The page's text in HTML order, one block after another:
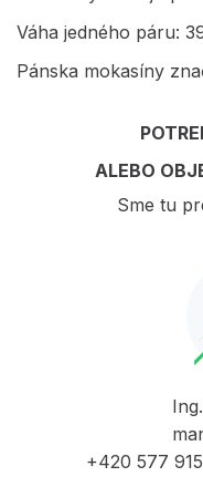
Váha jedného páru:
Pánska mokasíny
ALEBO
Sme tu
+420 577